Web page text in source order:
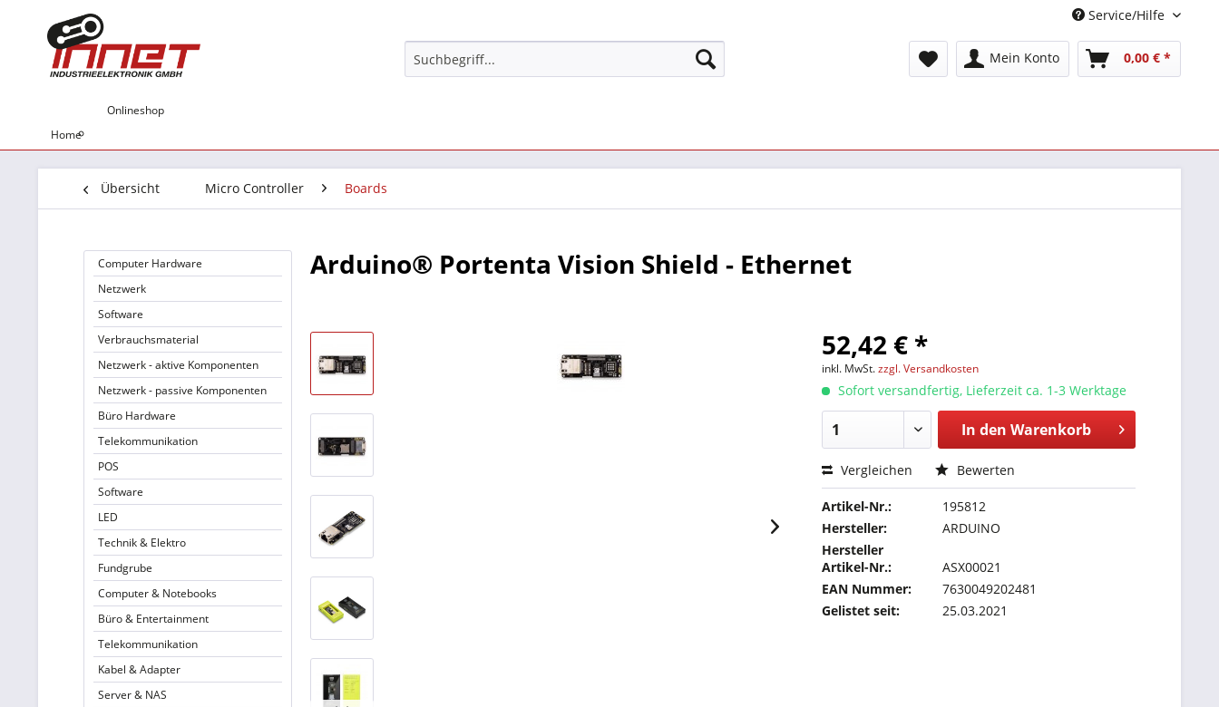
Service/Hilfe
Mein Konto 0,00 € *
Home
Onlineshop
Übersicht Micro Controller Boards
Computer Hardware
Netzwerk
Software
Verbrauchsmaterial
Netzwerk - aktive Komponenten
Netzwerk - passive Komponenten
Büro Hardware
Telekommunikation
POS
Software
LED
Technik & Elektro
Fundgrube
Computer & Notebooks
Büro & Entertainment
Telekommunikation
Kabel & Adapter
Server & NAS
Arduino® Portenta Vision Shield - Ethernet
52,42 € *
inkl. MwSt.zzgl. Versandkosten
Sofort versandfertig, Lieferzeit ca. 1-3 Werktage
In den Warenkorb
Vergleichen Bewerten
Artikel-Nr.:
195812
Hersteller:
ARDUINO
Hersteller
Artikel-Nr.:
ASX00021
EAN Nummer:
7630049202481
Gelistet seit:
25.03.2021